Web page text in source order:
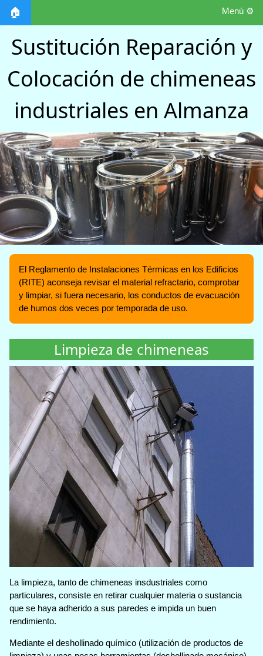
🏠 Menú ⚙️
Sustitución Reparación y
Colocación de chimeneas
industriales en Almanza
El Reglamento de Instalaciones Térmicas en los Edificios
(RITE) aconseja revisar el material refractario, comprobar
y limpiar, si fuera necesario, los conductos de evacuación
de humos dos veces por temporada de uso.
Limpieza de chimeneas
La limpieza, tanto de chimeneas insdustriales como
particulares, consiste en retirar cualquier materia o sustancia
que se haya adherido a sus paredes e impida un buen
rendimiento.
Mediante el deshollinado químico (utilización de productos de